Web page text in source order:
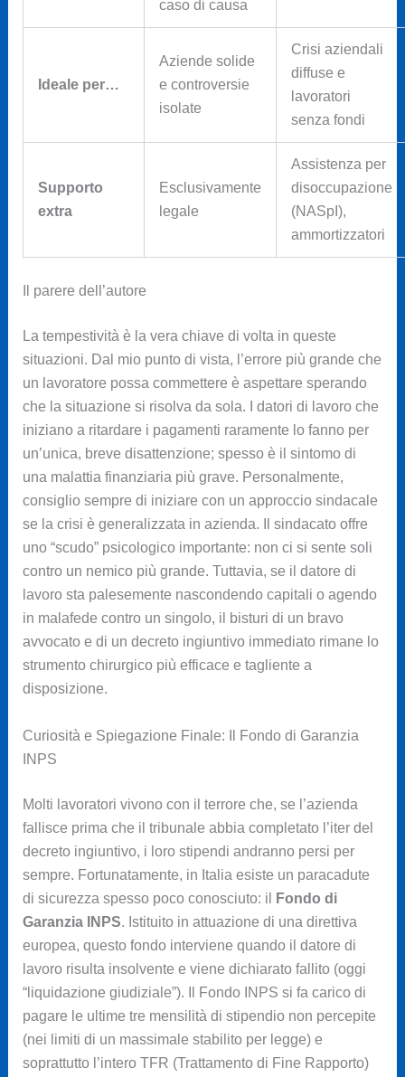
caso di causa
Ideale per…
Aziende solide
e controversie
isolate
Crisi aziendali
diffuse e
lavoratori
senza fondi
Supporto
extra
Esclusivamente
legale
Assistenza per
disoccupazione
(NASpI),
ammortizzatori
Il parere dell’autore
La tempestività è la vera chiave di volta in queste
situazioni. Dal mio punto di vista, l’errore più grande che
un lavoratore possa commettere è aspettare sperando
che la situazione si risolva da sola. I datori di lavoro che
iniziano a ritardare i pagamenti raramente lo fanno per
un’unica, breve disattenzione; spesso è il sintomo di
una malattia finanziaria più grave. Personalmente,
consiglio sempre di iniziare con un approccio sindacale
se la crisi è generalizzata in azienda. Il sindacato offre
uno “scudo” psicologico importante: non ci si sente soli
contro un nemico più grande. Tuttavia, se il datore di
lavoro sta palesemente nascondendo capitali o agendo
in malafede contro un singolo, il bisturi di un bravo
avvocato e di un decreto ingiuntivo immediato rimane lo
strumento chirurgico più efficace e tagliente a
disposizione.
Curiosità e Spiegazione Finale: Il Fondo di Garanzia
INPS
Molti lavoratori vivono con il terrore che, se l’azienda
fallisce prima che il tribunale abbia completato l’iter del
decreto ingiuntivo, i loro stipendi andranno persi per
sempre. Fortunatamente, in Italia esiste un paracadute
di sicurezza spesso poco conosciuto: il
Fondo di
Garanzia INPS. Istituito in attuazione di una direttiva
europea, questo fondo interviene quando il datore di
lavoro risulta insolvente e viene dichiarato fallito (oggi
“liquidazione giudiziale”). Il Fondo INPS si fa carico di
pagare le ultime tre mensilità di stipendio non percepite
(nei limiti di un massimale stabilito per legge) e
soprattutto l’intero TFR (Trattamento di Fine Rapporto)